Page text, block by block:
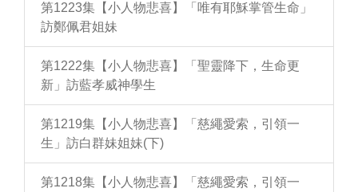
第1223集【小人物悲喜】「唯有耶穌掌管生命」
訪鄭佩君姐妹
第1222集【小人物悲喜】「聖靈降下，生命更
新」訪藍孝威神學生
第1219集【小人物悲喜】「慈繩愛索，引領一
生」訪白群妹姐妹(下)
第1218集【小人物悲喜】「慈繩愛索，引領一